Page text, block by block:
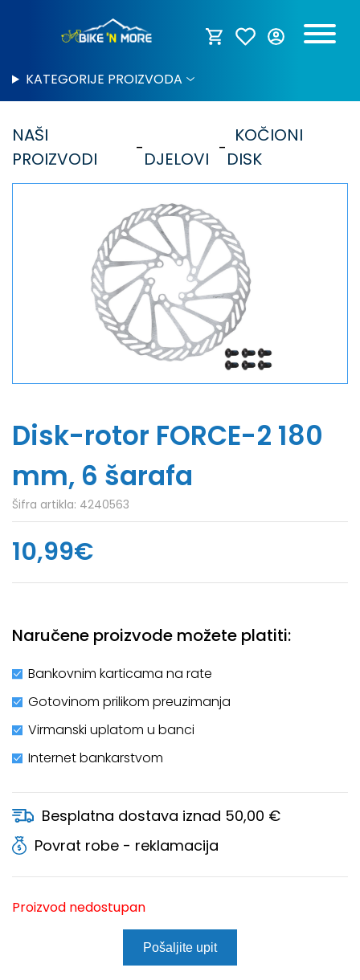
KATEGORIJE PROIZVODA
NAŠI
PROIZVODI
DJELOVI
KOČIONI
DISK
Disk-rotor FORCE-2 180
mm, 6 šarafa
Šifra artikla: 4240563
10,99€
Naručene proizvode možete platiti:
Bankovnim karticama na rate
Gotovinom prilikom preuzimanja
Virmanski uplatom u banci
Internet bankarstvom
Besplatna dostava iznad 50,00 €
Povrat robe - reklamacija
Proizvod nedostupan
Pošaljite upit